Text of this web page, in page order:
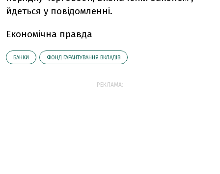
йдеться у повідомленні.
Економічна правда
БАНКИ ФОНД ГАРАНТУВАННЯ ВКЛАДІВ
РЕКЛАМА: